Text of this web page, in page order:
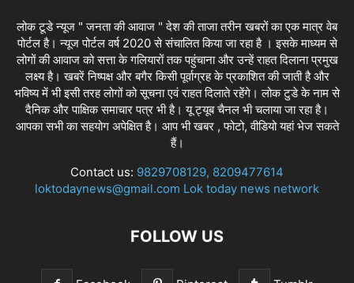
लोक टूडे न्यूज " जनता की आवाज " देश की ताजा तरीन खबरों का एक मात्र वेब
पोर्टल है। न्यूज पोर्टल वर्ष 2020 से संचालित किया जा रहा है । इसके माध्यम से
लोगों की आवाज को सत्ता के गलियारों तक पहुंचाना और उन्हें राहत दिलाना प्रमुख
लक्ष्य है। खबरें निष्पक्ष और बगैर किसी पूर्वाग्रह के प्रकाशित की जाती है और
भविष्य में भी इसी तरह लोगों को सूचना एवं राहत दिलाते रहेंगे। लोक टुडे के नाम से
दैनिक और पाक्षिक समाचार पत्र भी है। यू ट्यूब चैनल भी चलाया जा रहा है।
आपका सभी का सहयोग अपेक्षित है। आप भी खबर , फोटो, वीडियो यहां भेज सकते
हैं।
Contact us: 9829708129, 8209477614
loktodaynews@gmail.com Lok today news network
FOLLOW US